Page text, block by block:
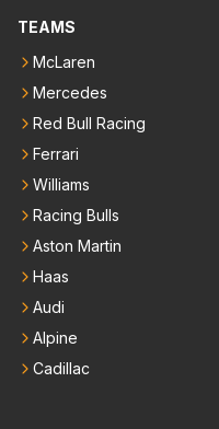
TEAMS
McLaren
Mercedes
Red Bull Racing
Ferrari
Williams
Racing Bulls
Aston Martin
Haas
Audi
Alpine
Cadillac